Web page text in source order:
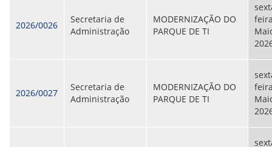
2026/0026
Secretaria de
Administração
MODERNIZAÇÃO DO
PARQUE DE TI
2026/0027
Secretaria de
Administração
MODERNIZAÇÃO DO
PARQUE DE TI